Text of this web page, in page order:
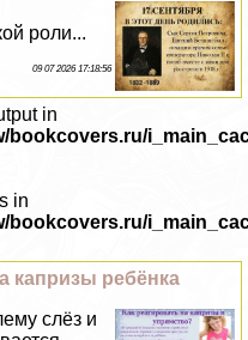
роли...
09 07 2026 17:18:56
in
bookcovers.ru/
in
bookcovers.ru/
капризы ребёнка
слёз и